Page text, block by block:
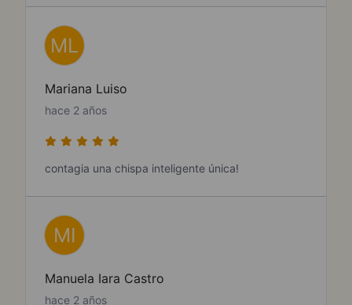
ML
Mariana Luiso
hace 2 años
contagia una chispa inteligente única!
MI
Manuela Iara Castro
hace 2 años